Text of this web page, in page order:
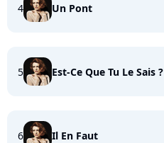
4 Un Pont
5 Est-Ce Que Tu Le Sais ?
6 Il En Faut